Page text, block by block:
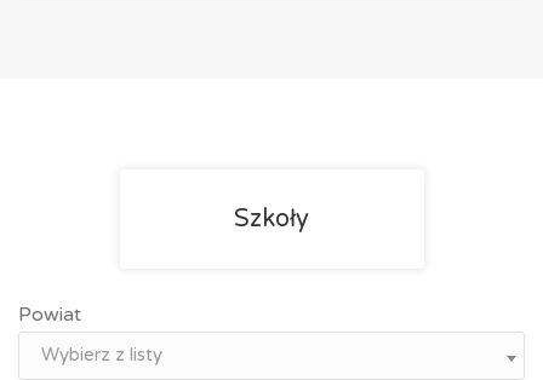
Szkoły
Powiat
Wybierz z listy